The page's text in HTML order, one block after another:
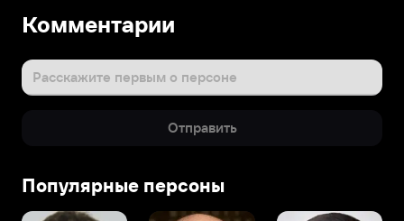
Брайан
родился
на
японских
островов
Комментарии
Расскажите первым о персоне
Отправить
Популярные персоны